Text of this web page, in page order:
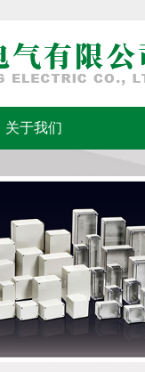
关于我们